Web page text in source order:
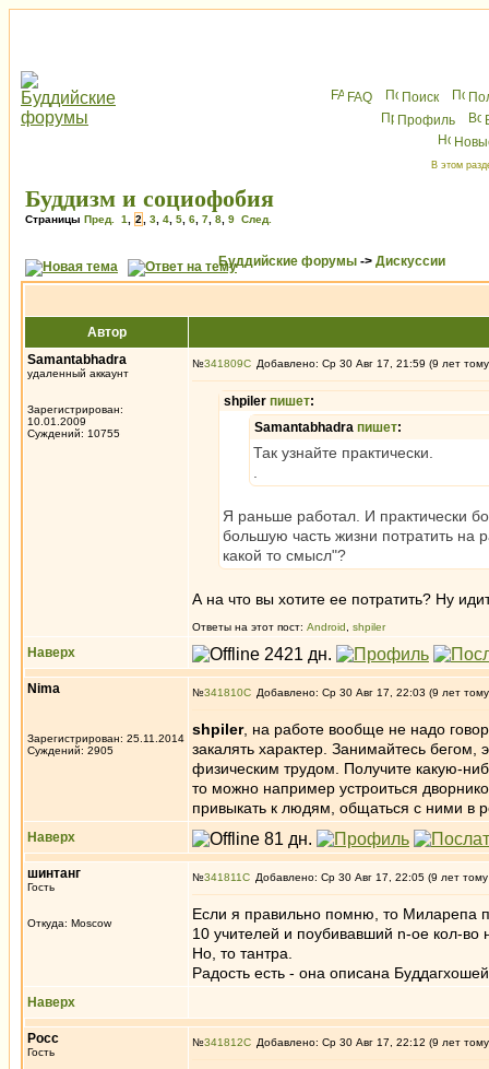
FAQ Поиск
Профиль
В этом
Буддизм и социофобия
Страницы Пред. 1 2 3 4 5 6 7 8 9 След.
Буддийские форумы -> Дискуссии
Автор
Samantabhadra
удаленный аккаунт
Зарегистрирован:
10.01.2009
Суждений: 10755
№341809 Добавлено: Ср 30 Авг 17, 21:59 (9 лет
shpiler пишет:
Samantabhadra пишет:
Так узнайте практически.
Я раньше работал. И практически
большую часть жизни потратить на
какой то смысл"?
А на что вы хотите ее потратить? Ну
Ответы на этот пост: Android shpiler
Наверх
Nima
Зарегистрирован: 25.11.2014
Суждений: 2905
№341810 Добавлено: Ср 30 Авг 17, 22:03 (9 лет
shpiler, на работе вообще не надо
закалять характер. Занимайтесь
физическим трудом. Получите какую-
то можно например устроиться
привыкать к людям, общаться с ними в
Наверх
шинтанг
Гость
Откуда: Moscow
№341811 Добавлено: Ср 30 Авг 17, 22:05 (9 лет
Если я правильно помню, то Миларепа
10 учителей и поубивавший n-ое кол-во
Но, то тантра.
Радость есть - она описана
Наверх
Росс
Гость
№341812 Добавлено: Ср 30 Авг 17, 22:12 (9 лет